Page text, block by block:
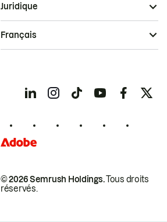
© 2026 Semrush Holdings.Tous droits
réservés.
Juridique
Français